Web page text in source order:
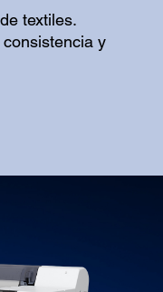
textiles.
y